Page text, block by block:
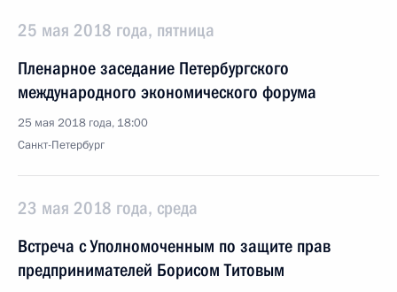
25 мая 2018 года, пятница
Пленарное заседание Петербургского
международного экономического форума
25 мая 2018 года, 18:00
Санкт-Петербург
23 мая 2018 года, среда
Встреча с Уполномоченным по защите прав
предпринимателей Борисом Титовым